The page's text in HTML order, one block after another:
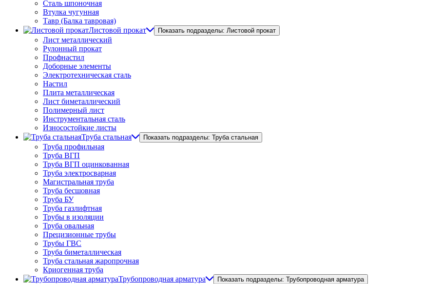
Сталь шпоночная
Втулка чугунная
Тавр (Балка тавровая)
Листовой прокат
Показать подразделы: Листовой прокат
Лист металлический
Рулонный прокат
Профнастил
Доборные элементы
Электротехническая сталь
Настил
Плита металлическая
Лист биметаллический
Полимерный лист
Инструментальная сталь
Износостойкие листы
Труба стальная
Показать подразделы: Труба стальная
Труба профильная
Труба ВГП
Труба ВГП оцинкованная
Труба электросварная
Магистральная труба
Труба бесшовная
Труба БУ
Труба газлифтная
Трубы в изоляции
Труба овальная
Прецизионные трубы
Трубы ГВС
Труба биметаллическая
Труба стальная жаропрочная
Криогенная труба
Трубопроводная арматура
Показать подразделы: Трубопроводная арматура